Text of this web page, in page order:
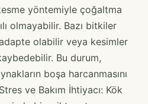
kesme yöntemiyle çoğaltma
olmayabilir. Bazı bitkiler
olabilir veya kesimler
Bu durum,
boşa harcanmasını
ve Bakım İhtiyacı: Kök